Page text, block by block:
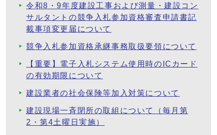
令和8・9年度建設工事および測量・建設コン
サルタントの競争入札参加資格審査申請書記
載事項変更届について
競争入札参加資格承継事務取扱要領について
【重要】電子入札システム使用時のICカード
の有効期限について
建設業者の社会保険等加入対策について
建設現場一斉閉所の取組について（毎月第
2・第4土曜日実施）